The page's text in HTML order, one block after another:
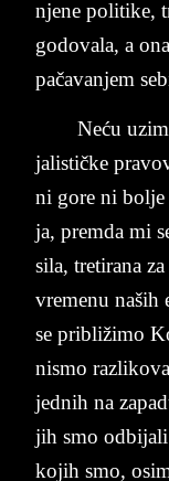
nje­ne po­li­ti­ke,
go­do­va­la, a
pačavan­jem
Neću
jali­stičke
ni gore ni
ja, prem­da mi
si­la, tre­ti­ra­na­
vre­me­nu naših
se pri­bližimo
ni­smo
jed­nih na
jih smo
ko­jih smo,